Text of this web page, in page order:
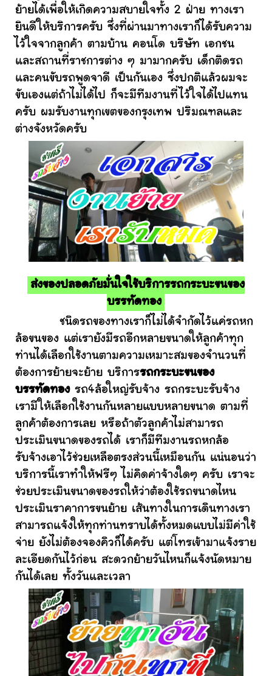
ย้ายได้เพื่อให้เกิดความสบายใจทั้ง 2 ฝ่าย ทางเรา
ยินดีให้บริการครับ ซึ่งที่ผ่านมาทางเราก็ได้รับความ
ไว้ใจจากลูกค้า ตามบ้าน คอนโด บริษัท เอกชน
และสถานที่ราชการต่าง ๆ มามากครับ เด็กติดรถ
และคนขับรถพูดจาดี เป็นกันเอง ซึ่งปกติแล้วผมจะ
ขับเองแต่ถ้าไม่ได้ไป ก็จะมีทีมงานที่ไว้ใจได้ไปแทน
ครับ ผมรับงานทุกเขตของกรุงเทพ ปริมณฑลและ
ต่างจังหวัดครับ
ส่งของปลอดภัยมั่นใจใช้บริการรถกระบะขนของ
บรรทัดทอง
ชนิดรถของทางเราก็ไม่ได้จำกัดไว้แค่รถหก
ล้อขนของ แต่เรายังมีรถอีกหลายขนาดให้ลูกค้าทุก
ท่านได้เลือกใช้งานตามความเหมาะสมของจำนวนที่
ต้องการย้ายจะย้าย บริการรถกระบะขนของ
บรรทัดทองรถ4ล้อใหญ่รับจ้าง รถกระบะรับจ้าง
เรามีให้เลือกใช้งานกันหลายแบบหลายขนาด ตามที่
ลูกค้าต้องการเลย หรือถ้าตัวลูกค้าไม่สามารถ
ประเมินขนาดของรถได้ เราก็มีทีมงานรถหกล้อ
รับจ้างเอาไว้ช่วยเหลือตรงส่วนนี้เหมือนกัน แน่นอนว่า
บริการนี้เราทำให้ฟรีๆ ไม่คิดค่าจ้างใดๆ ครับ เราจะ
ช่วยประเมินขนาดของรถให้ว่าต้องใช้รถขนาดไหน
ประเมินราคาการขนย้าย เส้นทางในการเดินทางเรา
สามารถแจ้งให้ทุกท่านทราบได้ทั้งหมดแบบไม่มีค่าใช้
จ่าย ยังไม่ต้องจองคิวก็ได้ครับ แต่โทรเข้ามาแจ้งราย
ละเอียดกันไว้ก่อน สะดวกย้ายวันไหนก็แจ้งนัดหมาย
กันได้เลย ทั้งวันและเวลา